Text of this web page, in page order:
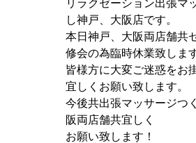
リラクゼーション出張マ
し神戸、大阪店です。
本日神戸、大阪両店舗共
修会の為臨時休業致します
皆様方に大変ご迷惑をお
宜しくお願い致します。
今後共出張マッサージつ
阪両店舗共宜しく
お願い致します！